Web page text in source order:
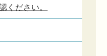
ください。